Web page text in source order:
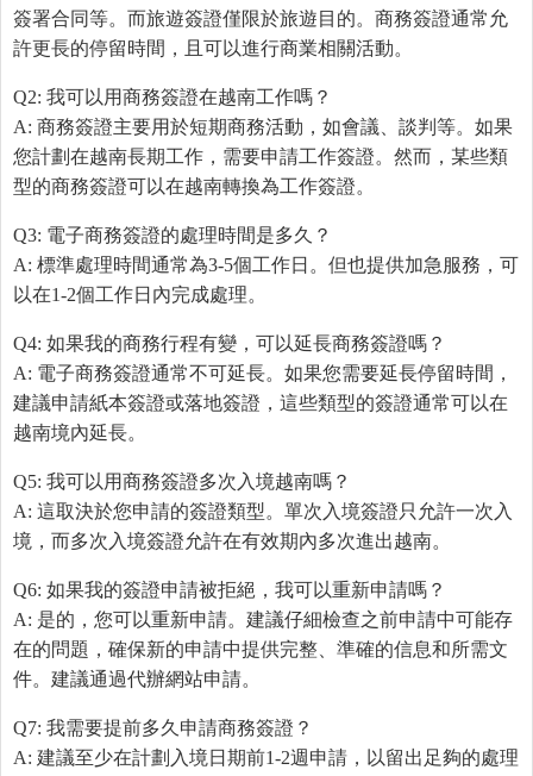
簽署合同等。而旅遊簽證僅限於旅遊目的。商務簽證通常允
許更長的停留時間，且可以進行商業相關活動。
Q2: 我可以用商務簽證在越南工作嗎？
A: 商務簽證主要用於短期商務活動，如會議、談判等。如果
您計劃在越南長期工作，需要申請工作簽證。然而，某些類
型的商務簽證可以在越南轉換為工作簽證。
Q3: 電子商務簽證的處理時間是多久？
A: 標準處理時間通常為3-5個工作日。但也提供加急服務，可
以在1-2個工作日內完成處理。
Q4: 如果我的商務行程有變，可以延長商務簽證嗎？
A: 電子商務簽證通常不可延長。如果您需要延長停留時間，
建議申請紙本簽證或落地簽證，這些類型的簽證通常可以在
越南境內延長。
Q5: 我可以用商務簽證多次入境越南嗎？
A: 這取決於您申請的簽證類型。單次入境簽證只允許一次入
境，而多次入境簽證允許在有效期內多次進出越南。
Q6: 如果我的簽證申請被拒絕，我可以重新申請嗎？
A: 是的，您可以重新申請。建議仔細檢查之前申請中可能存
在的問題，確保新的申請中提供完整、準確的信息和所需文
件。建議通過代辦網站申請。
Q7: 我需要提前多久申請商務簽證？
A: 建議至少在計劃入境日期前1-2週申請，以留出足夠的處理